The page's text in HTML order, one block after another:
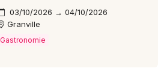
03/10/2026 → 04/10/2026
Granville
Gastronomie